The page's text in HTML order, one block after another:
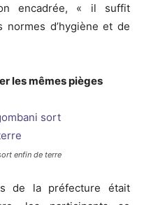
encadrée, « il suffit
normes d’hygiène et de
les mêmes pièges
enfin de terre
de la préfecture était